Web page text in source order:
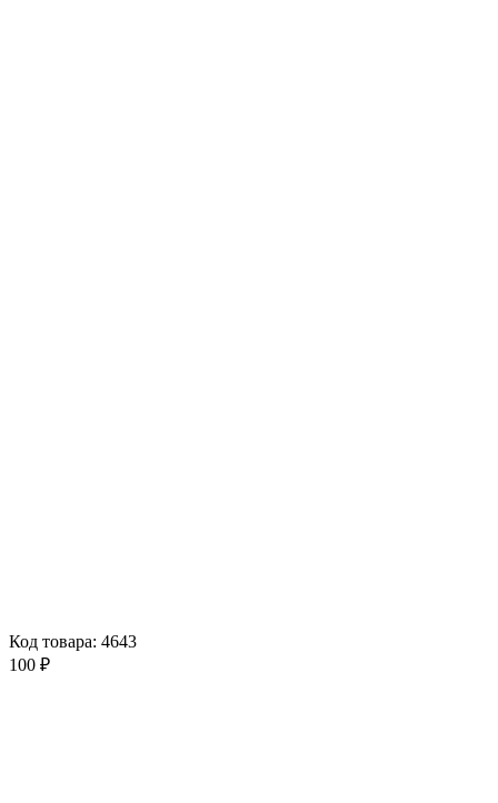
Код товара: 4643
100 ₽